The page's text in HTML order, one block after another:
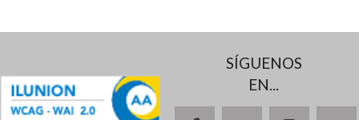
SÍGUENOS
EN...